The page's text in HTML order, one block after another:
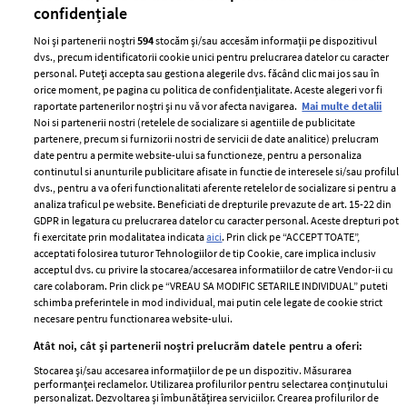
ELLE Style Awards
2024
Despre ELLE
Romania
Contact
Abonamente
Termeni si conditii
Politica de
confidențialitate
Politica de cookies
Publicitate
GSP
Unica
femei
Viva
confidențiale
Noi și partenerii noștri594stocăm și/sau accesăm informații pe dispozitivul
dvs., precum identificatorii cookie unici pentru prelucrarea datelor cu caracter
personal. Puteți accepta sau gestiona alegerile dvs. făcând clic mai jos sau în
orice moment, pe pagina cu politica de confidențialitate. Aceste alegeri vor fi
raportate partenerilor noștri și nu vă vor afecta navigarea. Mai multe detalii
Noi si partenerii nostri (retelele de socializare si agentiile de publicitate
partenere, precum si furnizorii nostri de servicii de date analitice) prelucram
date pentru a permite website-ului sa functioneze, pentru a personaliza
continutul si anunturile publicitare afisate in functie de interesele si/sau profilul
dvs., pentru a va oferi functionalitati aferente retelelor de socializare si pentru a
analiza traficul pe website. Beneficiati de drepturile prevazute de art. 15-22 din
GDPR in legatura cu prelucrarea datelor cu caracter personal. Aceste drepturi pot
fi exercitate prin modalitatea indicataaici. Prin click pe “ACCEPT TOATE”,
acceptati folosirea tuturor Tehnologiilor de tip Cookie, care implica inclusiv
acceptul dvs. cu privire la stocarea/accesarea informatiilor de catre Vendor-ii cu
care colaboram. Prin click pe “VREAU SA MODIFIC SETARILE INDIVIDUAL” puteti
schimba preferintele in mod individual, mai putin cele legate de cookie strict
necesare pentru functionarea website-ului.
Atât noi, cât și partenerii noștri prelucrăm datele pentru a oferi:
Stocarea și/sau accesarea informațiilor de pe un dispozitiv. Măsurarea
performanței reclamelor. Utilizarea profilurilor pentru selectarea conținutului
personalizat. Dezvoltarea și îmbunătățirea serviciilor. Crearea profilurilor de